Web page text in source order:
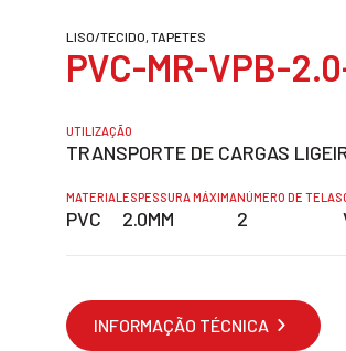
LISO/TECIDO, TAPETES
PVC-MR-VPB-
UTILIZAÇÃO
TRANSPORTE DE CARGAS
MATERIAL
PVC
ESPESSURA MÁXIMA
2.0MM
NÚMERO DE TELAS
2
INFORMAÇÃO TÉCNICA